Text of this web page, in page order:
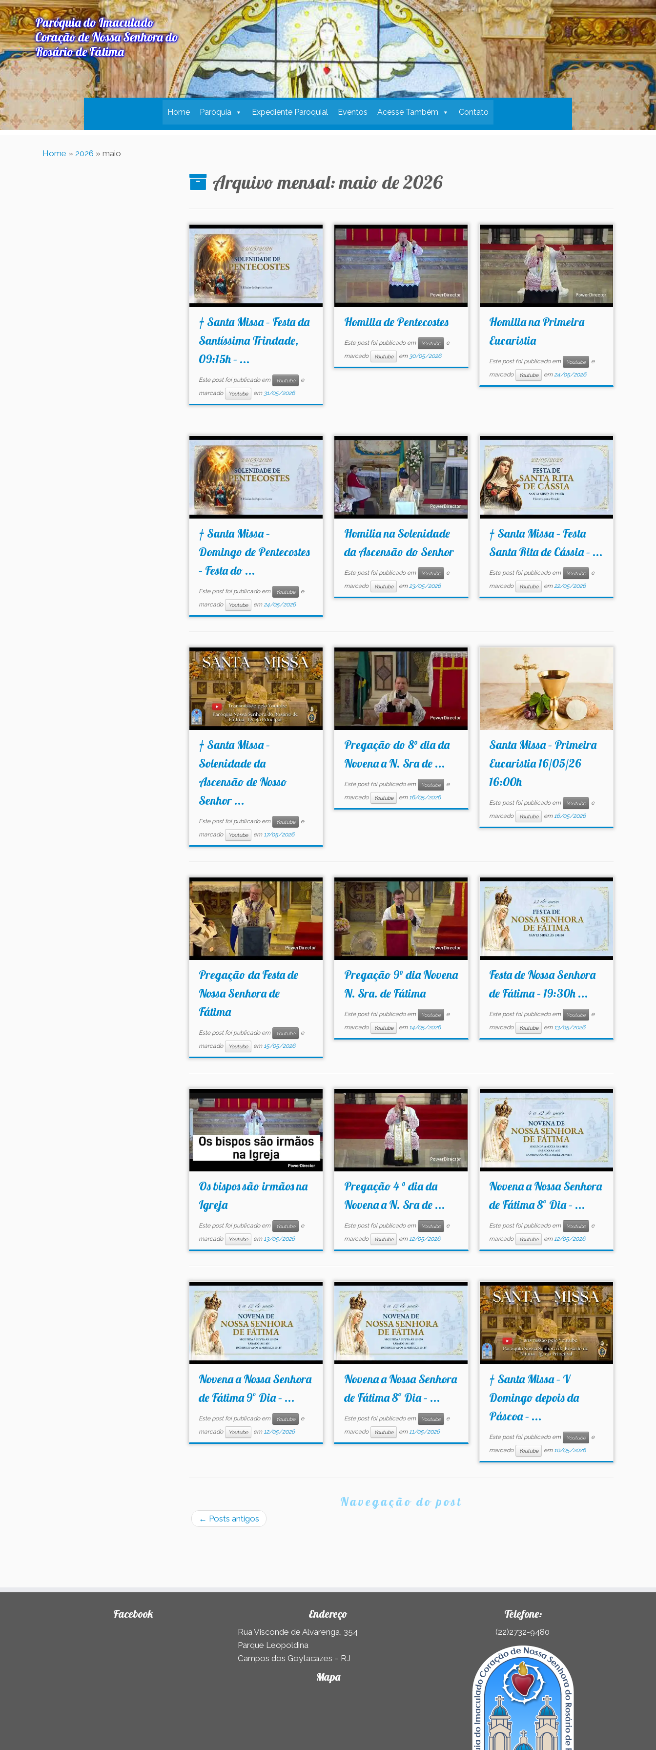
Paróquia do Imaculado
Coração de Nossa Senhora do
Rosário de Fátima
Home Paróquia Expediente Paroquial Eventos Acesse Também Contato
Home » 2026 » maio
Arquivo mensal:maio de 2026
† Santa Missa – Festa da
Santíssima Trindade,
09:15h – ...
Este post foi publicado em Youtube
e
marcado
Youtube em 31/05/2026
Homilia de Pentecostes
Este post foi publicado em Youtube
e
marcado
Youtube em 30/05/2026
Homilia na Primeira
Eucaristia
Este post foi publicado em Youtube
e
marcado
Youtube em24/05/2026
† Santa Missa –
Domingo de Pentecostes
– Festa do ...
Este post foi publicado em Youtube
e
marcado
Youtube em24/05/2026
Homilia na Solenidade
da Ascensão do Senhor
Este post foi publicado em Youtube
e
marcado
Youtube em23/05/2026
† Santa Missa – Festa
Santa Rita de Cássia – ...
Este post foi publicado em Youtube
e
marcado
Youtube em22/05/2026
† Santa Missa –
Solenidade da
Ascensão de Nosso
Senhor ...
Este post foi publicado em Youtube
e
marcado
Youtube em 17/05/2026
Pregação do 8° dia da
Novena a N. Sra de ...
Este post foi publicado em Youtube
e
marcado
Youtube em 16/05/2026
Santa Missa – Primeira
Eucaristia 16/05/26
16:00h
Este post foi publicado em Youtube
e
marcado
Youtube em 16/05/2026
Pregação da Festa de
Nossa Senhora de
Fátima
Este post foi publicado em Youtube
e
marcado
Youtube em 15/05/2026
Pregação 9° dia Novena
N. Sra. de Fátima
Este post foi publicado em Youtube
e
marcado
Youtube em 14/05/2026
Festa de Nossa Senhora
de Fátima – 19:30h ...
Este post foi publicado em Youtube
e
marcado
Youtube em 13/05/2026
Os bispos são irmãos na
Igreja
Este post foi publicado em Youtube
e
marcado
Youtube em 13/05/2026
Pregação 4 ° dia da
Novena a N. Sra de ...
Este post foi publicado em Youtube
e
marcado
Youtube em 12/05/2026
Novena a Nossa Senhora
de Fátima 8º Dia – ...
Este post foi publicado em Youtube
e
marcado
Youtube em 12/05/2026
Novena a Nossa Senhora
de Fátima 9º Dia – ...
Este post foi publicado em Youtube
e
marcado
Youtube em 12/05/2026
Novena a Nossa Senhora
de Fátima 8º Dia – ...
Este post foi publicado em Youtube
e
marcado
Youtube em 11/05/2026
† Santa Missa – V
Domingo depois da
Páscoa – ...
Este post foi publicado em Youtube
e
marcado
Youtube em 10/05/2026
Navegação do post
← Posts antigos
Facebook Endereço
Rua Visconde de Alvarenga, 354
Parque Leopoldina
Campos dos Goytacazes – RJ
Mapa
Telefone:
(22)2732-9480